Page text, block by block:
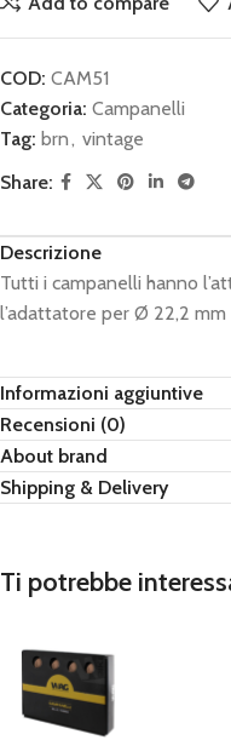
COD: CAM51
Categoria: Campanelli
Tag: brn, vintage
Share:
Descrizione
Tutti i campanelli hanno
l’adattatore per Ø 22,2 mm
Informazioni aggiuntive
Recensioni (0)
About brand
Shipping & Delivery
Ti potrebbe